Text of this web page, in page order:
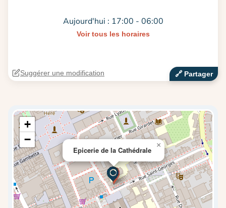
Aujourd'hui : 17:00 - 06:00
Voir tous les horaires
🔗‍️ Partager
Suggérer une modification
Epicerie de la Cathédrale
×
+
−